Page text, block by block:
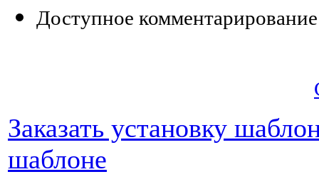
Доступное
Заказать установку
шаблоне